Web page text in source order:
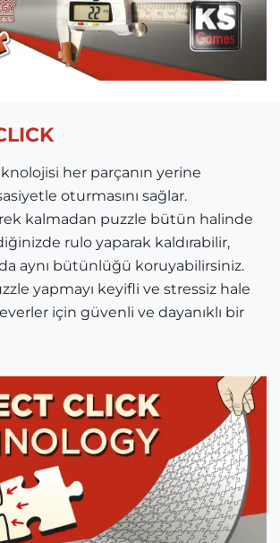
her parçanın yerine
oturmasını sağlar.
kalmadan puzzle bütün halinde
rulo yaparak kaldırabilir,
aynı bütünlüğü koruyabilirsiniz.
yapmayı keyifli ve stressiz hale
için güvenli ve dayanıklı bir